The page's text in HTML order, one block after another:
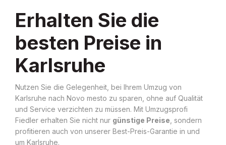
Erhalten Sie die
besten Preise in
Karlsruhe
Nutzen Sie die Gelegenheit, bei Ihrem Umzug von
Karlsruhe nach Novo mesto zu sparen, ohne auf Qualität
und Service verzichten zu müssen. Mit Umzugsprofi
Fiedler erhalten Sie nicht nur günstige Preise , sondern
profitieren auch von unserer Best-Preis-Garantie in und
um Karlsruhe.